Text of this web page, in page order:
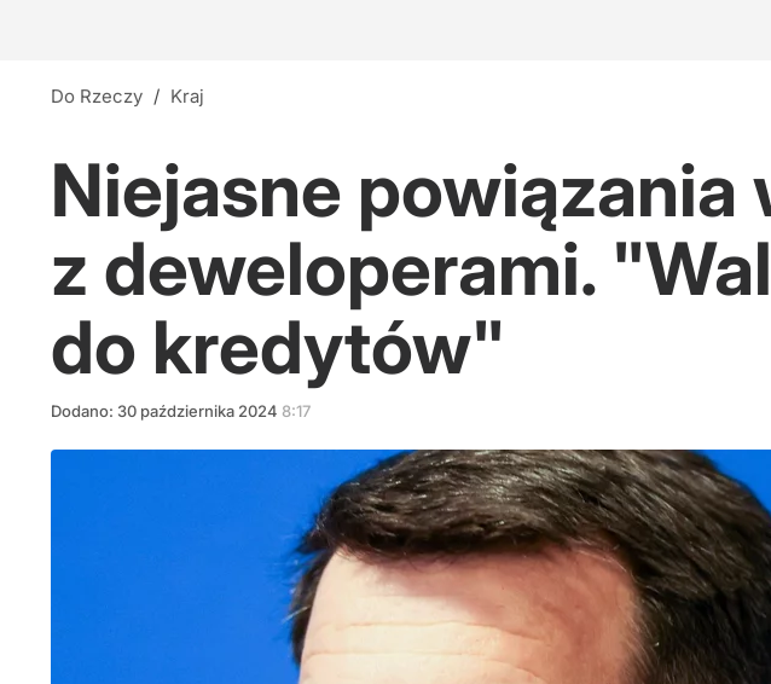
Do Rzeczy / Kraj
Niejasne
z deweloperami.
do kredytów"
Dodano: 30 października 2024 8:17